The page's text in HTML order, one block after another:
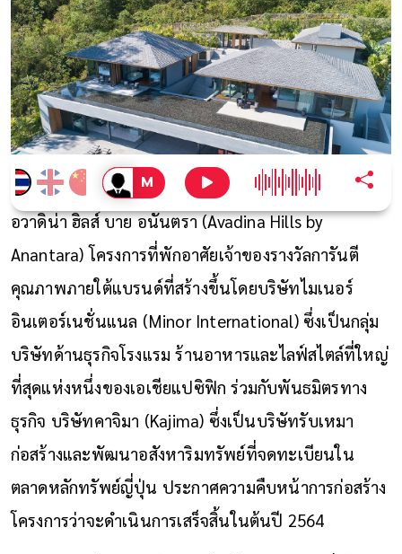
อวาดิน่า ฮิลส์ บาย อนันตรา (Avadina Hills by
Anantara) โครงการที่พักอาศัยเจ้าของรางวัลการันตี
คุณภาพภายใต้แบรนด์ที่สร้างขึ้นโดยบริษัทไมเนอร์
อินเตอร์เนชั่นแนล (Minor International) ซึ่งเป็นกลุ่ม
บริษัทด้านธุรกิจโรงแรม ร้านอาหารและไลฟ์สไตล์ที่ใหญ่
ที่สุดแห่งหนึ่งของเอเชียแปซิฟิก ร่วมกับพันธมิตรทาง
ธุรกิจ บริษัทคาจิมา (Kajima) ซึ่งเป็นบริษัทรับเหมา
ก่อสร้างและพัฒนาอสังหาริมทรัพย์ที่จดทะเบียนใน
ตลาดหลักทรัพย์ญี่ปุ่น ประกาศความคืบหน้าการก่อสร้าง
โครงการว่าจะดำเนินการเสร็จสิ้นในต้นปี 2564